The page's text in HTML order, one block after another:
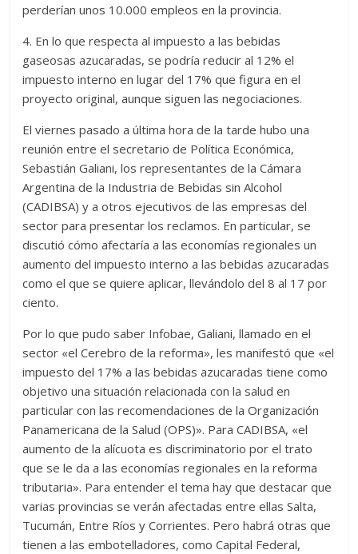
perderían unos 10.000 empleos en la provincia.
4. En lo que respecta al impuesto a las bebidas
gaseosas azucaradas, se podría reducir al 12% el
impuesto interno en lugar del 17% que figura en el
proyecto original, aunque siguen las negociaciones.
El viernes pasado a última hora de la tarde hubo una
reunión entre el secretario de Política Económica,
Sebastián Galiani, los representantes de la Cámara
Argentina de la Industria de Bebidas sin Alcohol
(CADIBSA) y a otros ejecutivos de las empresas del
sector para presentar los reclamos. En particular, se
discutió cómo afectaría a las economías regionales un
aumento del impuesto interno a las bebidas azucaradas
como el que se quiere aplicar, llevándolo del 8 al 17 por
ciento.
Por lo que pudo saber Infobae, Galiani, llamado en el
sector «el Cerebro de la reforma», les manifestó que «el
impuesto del 17% a las bebidas azucaradas tiene como
objetivo una situación relacionada con la salud en
particular con las recomendaciones de la Organización
Panamericana de la Salud (OPS)». Para CADIBSA, «el
aumento de la alícuota es discriminatorio por el trato
que se le da a las economías regionales en la reforma
tributaria». Para entender el tema hay que destacar que
varias provincias se verán afectadas entre ellas Salta,
Tucumán, Entre Ríos y Corrientes. Pero habrá otras que
tienen a las embotelladores, como Capital Federal,